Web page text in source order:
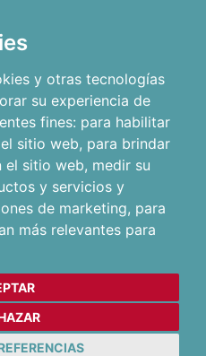
y otras tecnologías
su experiencia de
fines: para habilitar
sitio web, para brindar
el sitio web, medir su
y servicios y
de marketing, para
más relevantes para